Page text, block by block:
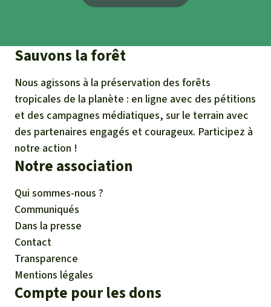
Sauvons la forêt
Nous agissons à la préservation des forêts
tropicales de la planète : en ligne avec des pétitions
et des campagnes médiatiques, sur le terrain avec
des partenaires engagés et courageux. Participez à
notre action !
Notre association
Qui sommes-nous ?
Communiqués
Dans la presse
Contact
Transparence
Mentions légales
Compte pour les dons